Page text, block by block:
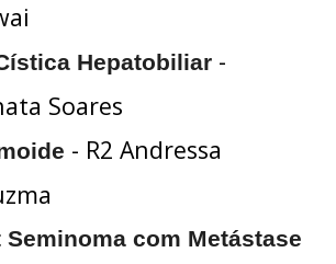
Hepatobiliar -
Soares
- R2 Andressa
com Metástase